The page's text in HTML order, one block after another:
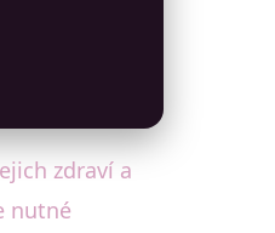
zdraví a
nutné